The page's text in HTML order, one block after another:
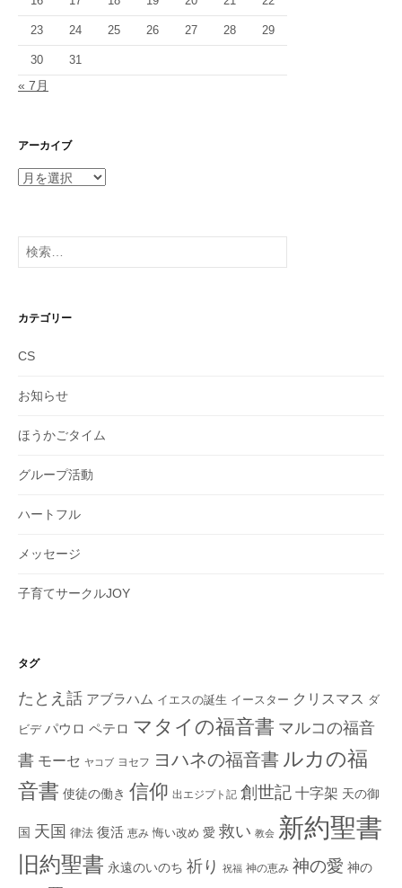
23 24 25 26 27 28 29
30 31
« 7月
アーカイブ
ア
イ
ブ
検
索:
カテゴリー
CS
お知らせ
ほうかごタイム
グループ活動
ハートフル
メッセージ
子育てサークルJOY
タグ
たとえ話 アブラハム イエスの誕生 イースター クリスマス ダ
ビデ パウロ ペテロ マタイの福音書 マルコの福音
書 モーセ ヤコブ ヨセフ ヨハネの福音書 ルカの福
音書 使徒の働き 信仰 出エジプト記 創世記 十字架 天の御
国 天国 律法 復活 恵み 悔い改め 愛 救い 教会 新約聖書
旧約聖書 永遠のいのち 祈り 祝福 神の恵み 神の愛 神の